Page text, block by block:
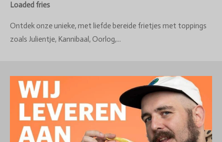
Loaded fries
Ontdek onze unieke, met liefde bereide frietjes met toppings
zoals Julientje, Kannibaal, Oorlog,...